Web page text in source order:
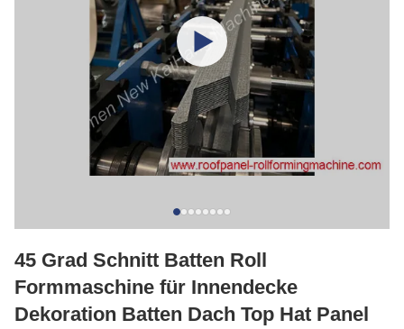
45 Grad Schnitt Batten Roll
Formmaschine für Innendecke
Dekoration Batten Dach Top Hat Panel